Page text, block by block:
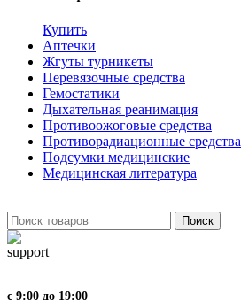
Купить
Аптечки
Жгуты турникеты
Перевязочные средства
Гемостатики
Дыхательная реанимация
Противоожоговые средства
Противорадиационные средства
Подсумки медицинские
Медицинская литература
Поиск
с 9:00 до 19:00